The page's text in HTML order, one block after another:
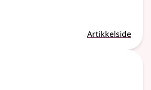
Artikkelside